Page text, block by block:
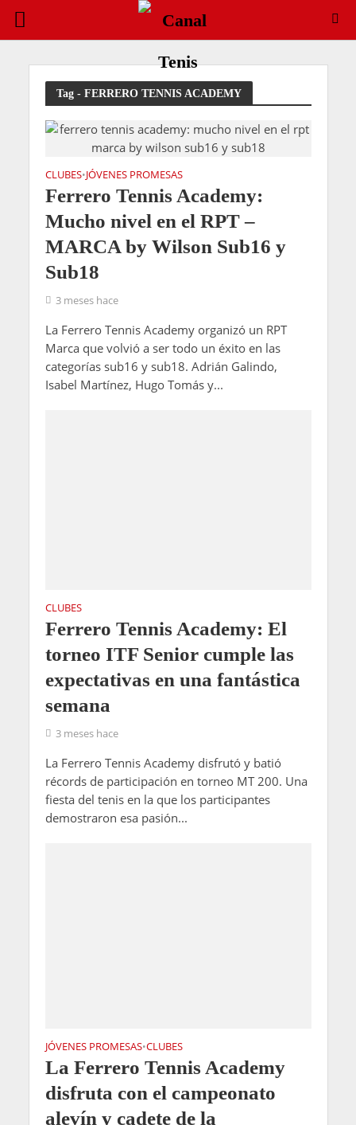
Entry List ATP Challenger Astana 2026
Tag - FERRERO TENNIS ACADEMY
CLUBES•JÓVENES PROMESAS
Ferrero Tennis Academy:
Mucho nivel en el RPT –
MARCA by Wilson Sub16 y
Sub18
3 meses hace
La Ferrero Tennis Academy organizó un RPT
Marca que volvió a ser todo un éxito en las
categorías sub16 y sub18. Adrián Galindo,
Isabel Martínez, Hugo Tomás y...
CLUBES
Ferrero Tennis Academy: El
torneo ITF Senior cumple las
expectativas en una fantástica
semana
3 meses hace
La Ferrero Tennis Academy disfrutó y batió
récords de participación en torneo MT 200. Una
fiesta del tenis en la que los participantes
demostraron esa pasión...
JÓVENES PROMESAS•CLUBES
La Ferrero Tennis Academy
disfruta con el campeonato
alevín y cadete de la